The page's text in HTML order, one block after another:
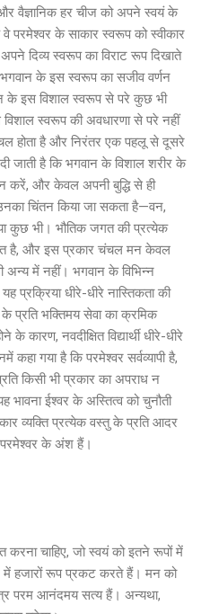
और वैज्ञानिक हर चीज को अपने स्वयं के
के साकार स्वरूप को स्वीकार
दिव्य स्वरूप का विराट रूप दिखाते
के इस स्वरूप का सजीव वर्णन
के इस विशाल स्वरूप से परे कुछ भी
स्वरूप की अवधारणा से परे नहीं
होता है और निरंतर एक पहलू से दूसरे
जाती है कि भगवान के विशाल शरीर के
करें, और केवल अपनी बुद्धि से ही
चिंतन किया जा सकता है—वन,
या कुछ भी। भौतिक जगत की प्रत्येक
है, और इस प्रकार चंचल मन केवल
अन्य में नहीं। भगवान के विभिन्न
प्रक्रिया धीरे-धीरे नास्तिकता की
प्रति भक्तिमय सेवा का क्रमिक
कारण, नवदीक्षित विद्यार्थी धीरे-धीरे
गया है कि परमेश्वर सर्वव्यापी है,
किसी भी प्रकार का अपराध न
ईश्वर के अस्तित्व को चुनौती
व्यक्ति प्रत्येक वस्तु के प्रति आदर
के अंश हैं।
करना चाहिए, जो स्वयं को इतने रूपों में
में हजारों रूप प्रकट करते हैं। मन को
परम आनंदमय सत्य हैं। अन्यथा,